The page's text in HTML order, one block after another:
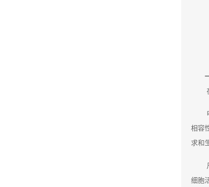
相容
求和
细胞